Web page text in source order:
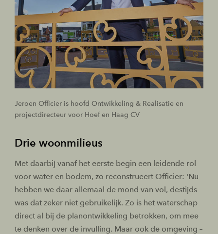
Jeroen Officier is hoofd Ontwikkeling & Realisatie en
projectdirecteur voor Hoef en Haag CV
Drie woonmilieus
Met daarbij vanaf het eerste begin een leidende rol
voor water en bodem, zo reconstrueert Officier: 'Nu
hebben we daar allemaal de mond van vol, destijds
was dat zeker niet gebruikelijk. Zo is het waterschap
direct al bij de planontwikkeling betrokken, om mee
te denken over de invulling. Maar ook de omgeving –